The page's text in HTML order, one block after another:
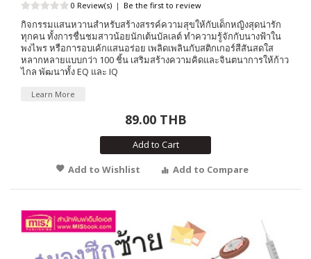
0 Review(s) | Be the first to review
กิจกรรมแสนหวานสำหรับสร้างสรรค์ความสุขให้กับเด็กหญิงสุดน่ารัก
ทุกคน ทั้งการชื่นชมสาวน้อยนักเต้นบัลเลต์ ทำความรู้จักกับนางฟ้าใน
พงไพร หรือการอบเค้กแสนอร่อย เพลิดเพลินกับสติกเกอร์สีสันสดใส
หลากหลายแบบกว่า 100 ชิ้น เสริมสร้างความคิดและจินตนาการให้ก้าว
ไกล พัฒนาทั้ง EQ และ IQ
Learn More
89.00 THB
Add to Cart
Add to Wishlist
Add to Compare